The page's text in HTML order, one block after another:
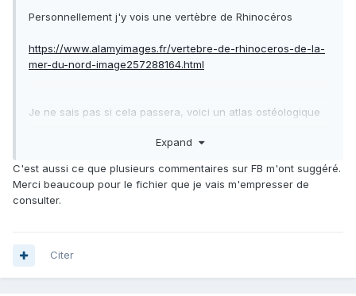
Personnellement j'y vois une vertèbre de Rhinocéros
https://www.alamyimages.fr/vertebre-de-rhinoceros-de-la-
mer-du-nord-image257288164.html
Je ne sais pas si cela passera, voici un atlas ostéologique
Rhinocéros
Taille du fichier 410 Méga-octets
II - Atlas Ostéologique Des Mammifères - Tete,Rachis,Ceintures scapulaire et pelvienne - Herbivores.pdf
Expand
C'est aussi ce que plusieurs commentaires sur FB m'ont suggéré.
Merci beaucoup pour le fichier que je vais m'empresser de
consulter.
Citer